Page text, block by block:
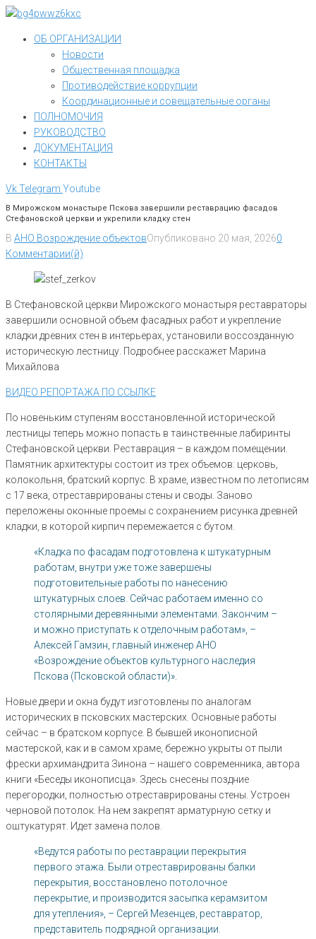
Перейти
контентуОБ ОРГАНИЗАЦИИ
Новости
Общественная площадка
Противодействие коррупции
Координационные и совещательные органы
ПОЛНОМОЧИЯ
РУКОВОДСТВО
ДОКУМЕНТАЦИЯ
КОНТАКТЫ
VkTelegram Youtube
В Мирожском монастыре Пскова завершили реставрацию фасадов
Стефановской церкви и укрепили кладку стен
В АНО Возрождение объектовОпубликовано 20 мая, 20260
Комментарии(й)
В Стефановской церкви Мирожского монастыря реставраторы
завершили основной объем фасадных работ и укрепление
кладки древних стен в интерьерах, установили воссозданную
историческую лестницу. Подробнее расскажет Марина
Михайлова
ВИДЕО РЕПОРТАЖА ПО ССЫЛКЕ
По новеньким ступеням восстановленной исторической
лестницы теперь можно попасть в таинственные лабиринты
Стефановской церкви. Реставрация – в каждом помещении.
Памятник архитектуры состоит из трех объемов: церковь,
колокольня, братский корпус. В храме, известном по летописям
с 17 века, отреставрированы стены и своды. Заново
переложены оконные проемы с сохранением рисунка древней
кладки, в которой кирпич перемежается с бутом.
«Кладка по фасадам подготовлена к штукатурным
работам, внутри уже тоже завершены
подготовительные работы по нанесению
штукатурных слоев. Сейчас работаем именно со
столярными деревянными элементами. Закончим –
и можно приступать к отделочным работам», –
Алексей Гамзин, главный инженер АНО
«Возрождение объектов культурного наследия
Пскова (Псковской области)».
Новые двери и окна будут изготовлены по аналогам
исторических в псковских мастерских. Основные работы
сейчас – в братском корпусе. В бывшей иконописной
мастерской, как и в самом храме, бережно укрыты от пыли
фрески архимандрита Зинона – нашего современника, автора
книги «Беседы иконописца». Здесь снесены поздние
перегородки, полностью отреставрированы стены. Устроен
черновой потолок. На нем закрепят арматурную сетку и
оштукатурят. Идет замена полов.
«Ведутся работы по реставрации перекрытия
первого этажа. Были отреставрированы балки
перекрытия, восстановлено потолочное
перекрытие, и производится засыпка керамзитом
для утепления», – Сергей Мезенцев, реставратор,
представитель подрядной организации.